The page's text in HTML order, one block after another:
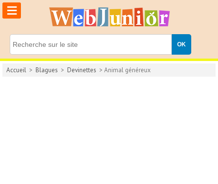
≡
Accueil > Blagues > Devinettes > Animal généreux